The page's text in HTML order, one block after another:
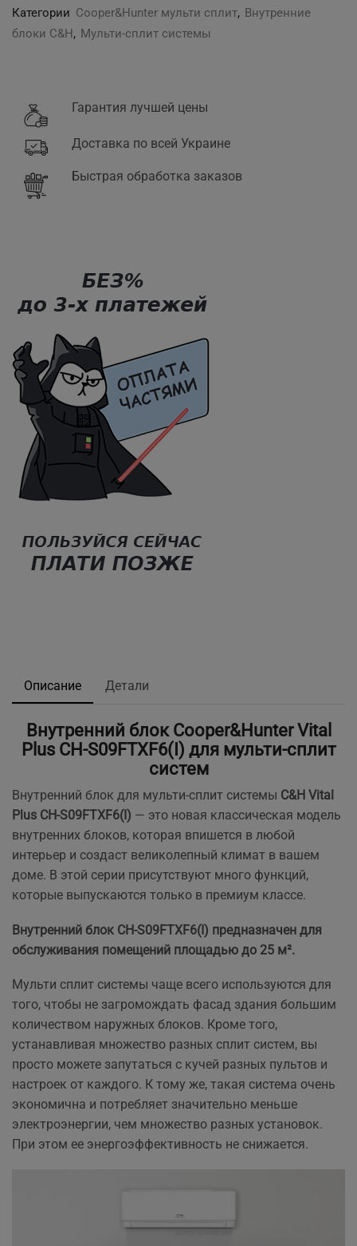
Категории Cooper&Hunter мульти сплит, Внутренние
блоки C&H, Мульти-сплит системы
Гарантия лучшей цены
Доставка по всей Украине
Быстрая обработка заказов
Описание Детали
Внутренний блок Cooper&Hunter Vital
Plus CH-S09FTXF6(I) для мульти-сплит
систем
Внутренний блок для мульти-сплит системы C&H Vital
Plus CH-S09FTXF6(I) — это новая классическая модель
внутренних блоков, которая впишется в любой
интерьер и создаст великолепный климат в вашем
доме. В этой серии присутствуют много функций,
которые выпускаются только в премиум классе.
Внутренний блок CH-S09FTXF6(I) предназначен для
обслуживания помещений площадью до 25 м².
Мульти сплит системы чаще всего используются для
того, чтобы не загромождать фасад здания большим
количеством наружных блоков. Кроме того,
устанавливая множество разных сплит систем, вы
просто можете запутаться с кучей разных пультов и
настроек от каждого. К тому же, такая система очень
экономична и потребляет значительно меньше
электроэнергии, чем множество разных установок.
При этом ее энергоэффективность не снижается.